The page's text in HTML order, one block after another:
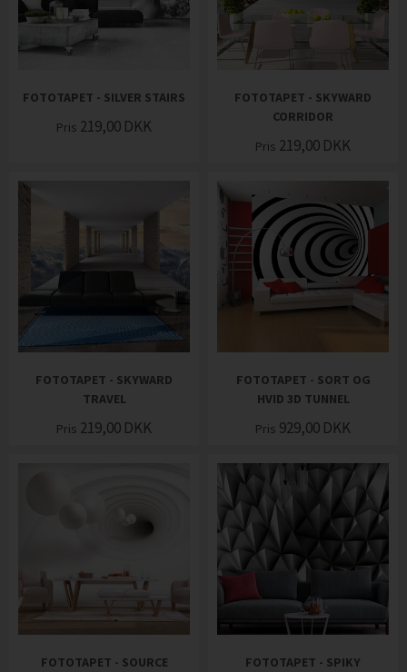
FOTOTAPET - SILVER STAIRS
Pris 219,00 DKK
FOTOTAPET - SKYWARD
CORRIDOR
Pris 219,00 DKK
FOTOTAPET - SKYWARD
TRAVEL
Pris 219,00 DKK
FOTOTAPET - SORT OG
HVID 3D TUNNEL
Pris 929,00 DKK
FOTOTAPET - SOURCE
FOTOTAPET - SPIKY